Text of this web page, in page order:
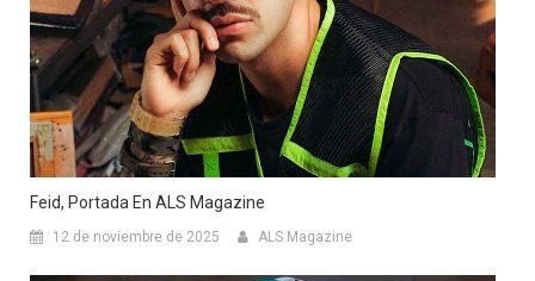
Feid, Portada En ALS Magazine
12 de noviembre de 2025 ALS Magazine